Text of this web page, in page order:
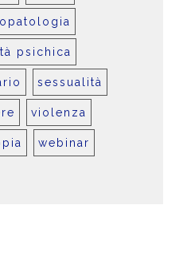
psichica
sessualità
violenza
webinar